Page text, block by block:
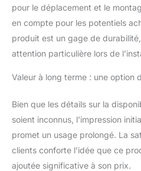
pour le déplacement et le
en compte pour les potentiels
produit est un gage de
attention particulière lors de
Valeur à long terme : une option
Bien que les détails sur la
soient inconnus, l’impression
promet un usage prolongé. La
clients conforte l’idée que ce
ajoutée significative à son prix.